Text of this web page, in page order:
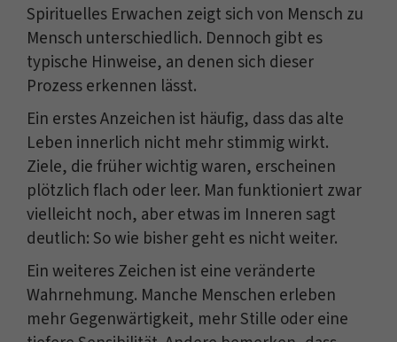
Spirituelles Erwachen zeigt sich von Mensch zu
Mensch unterschiedlich. Dennoch gibt es
typische Hinweise, an denen sich dieser
Prozess erkennen lässt.
Ein erstes Anzeichen ist häufig, dass das alte
Leben innerlich nicht mehr stimmig wirkt.
Ziele, die früher wichtig waren, erscheinen
plötzlich flach oder leer. Man funktioniert zwar
vielleicht noch, aber etwas im Inneren sagt
deutlich: So wie bisher geht es nicht weiter.
Ein weiteres Zeichen ist eine veränderte
Wahrnehmung. Manche Menschen erleben
mehr Gegenwärtigkeit, mehr Stille oder eine